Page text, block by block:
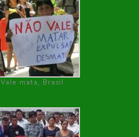
Vale mata, Brasil